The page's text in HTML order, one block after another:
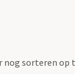
nog sorteren